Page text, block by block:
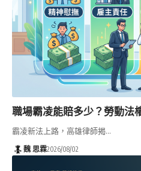
職場霸凌能賠多少？勞動法
霸凌新法上路，高雄律師揭…
魏 思霖2026/08/02